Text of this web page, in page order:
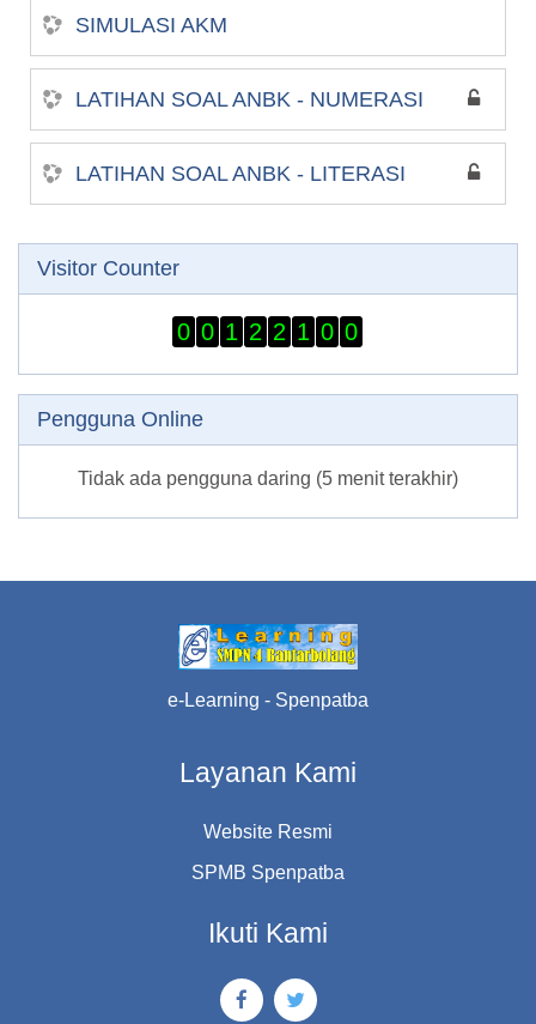
SIMULASI AKM
LATIHAN SOAL ANBK - NUMERASI
LATIHAN SOAL ANBK - LITERASI
Abaikan Visitor Counter
Visitor Counter
0 0 1 2 2 1 0 0
Abaikan Pengguna Online
Pengguna Online
Tidak ada pengguna daring (5 menit terakhir)
e-Learning - Spenpatba
Layanan Kami
Website Resmi
SPMB Spenpatba
Ikuti Kami